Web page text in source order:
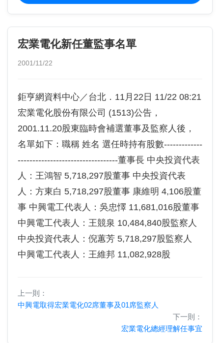
宏業電化新任董監事名單
2001/11/22
鉅亨網資料中心／台北．11月22日 11/22 08:21
宏業電化股份有限公司 (1513)公告，
2001.11.20股東臨時會補選董事及監察人後，
名單如下：職稱 姓名 選任時持有股數-------------
----------------------------------董事長 中央投資代表
人：王鴻智 5,718,297股董事 中央投資代表
人：方東白 5,718,297股董事 康維明 4,106股董
事 中興電工代表人：吳忠懌 11,681,016股董事
中興電工代表人：王競泉 10,484,840股監察人
中央投資代表人：倪蕙芳 5,718,297股監察人
中興電工代表人：王維邦 11,082,928股
上一則：
中興電取得宏業電化02席董事及01席監察人
下一則：
宏業電化總經理解任事宜